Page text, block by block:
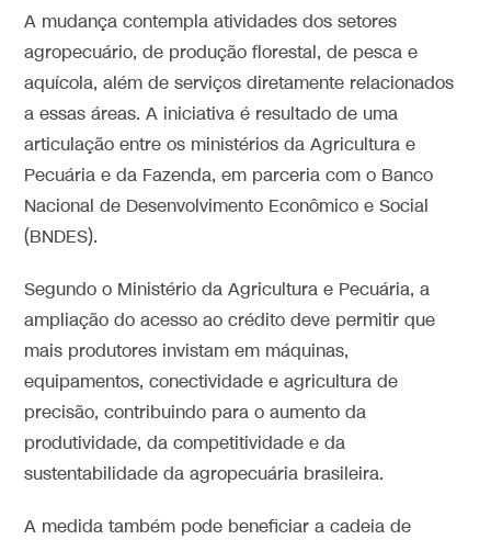
A mudança contempla atividades dos setores
agropecuário, de produção florestal, de pesca e
aquícola, além de serviços diretamente relacionados
a essas áreas. A iniciativa é resultado de uma
articulação entre os ministérios da Agricultura e
Pecuária e da Fazenda, em parceria com o Banco
Nacional de Desenvolvimento Econômico e Social
(BNDES).
Segundo o Ministério da Agricultura e Pecuária, a
ampliação do acesso ao crédito deve permitir que
mais produtores invistam em máquinas,
equipamentos, conectividade e agricultura de
precisão, contribuindo para o aumento da
produtividade, da competitividade e da
sustentabilidade da agropecuária brasileira.
A medida também pode beneficiar a cadeia de